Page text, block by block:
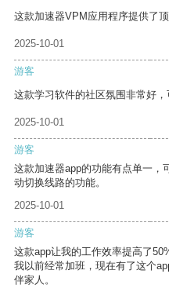
这款加速器VPM应用程序提供了
2025-10-01
游客
这款学习软件的社区氛围非常好
2025-10-01
游客
这款加速器app的功能有点单一，
动切换线路的功能。
2025-10-01
游客
这款app让我的工作效率提高了
我以前经常加班，现在有了这个
伴家人。